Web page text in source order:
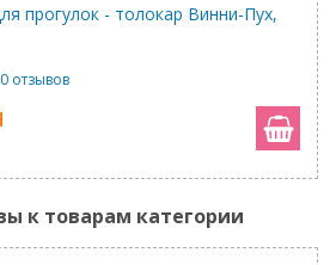
прогулок - толокар Винни-Пух,
0 отзывов
к товарам категории